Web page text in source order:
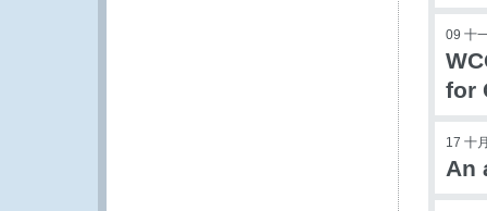
09 十
for
17 十
An